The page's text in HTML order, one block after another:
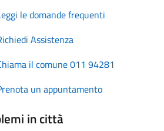
le domande frequenti
Assistenza
il comune 011 94281
un appuntamento
in città